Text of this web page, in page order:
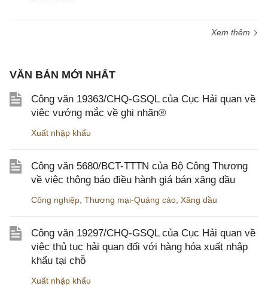
Xem thêm
VĂN BẢN MỚI NHẤT
Công văn 19363/CHQ-GSQL của Cục Hải quan về
việc vướng mắc về ghi nhãn®
Xuất nhập khẩu
Công văn 5680/BCT-TTTN của Bộ Công Thương
về việc thông báo điều hành giá bán xăng dầu
Công nghiệp Thương mại-Quảng cáo Xăng dầu
Công văn 19297/CHQ-GSQL của Cục Hải quan về
việc thủ tục hải quan đối với hàng hóa xuất nhập
khẩu tại chỗ
Xuất nhập khẩu